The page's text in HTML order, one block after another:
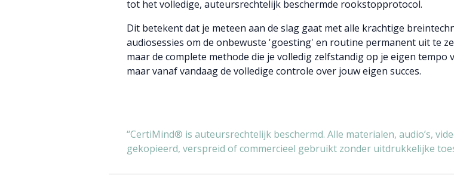
tot het volledige, auteursrechtelijk beschermde rookstopprotocol.
Dit betekent dat je meteen aan de slag gaat met alle krachtige
audiosessies om de onbewuste 'goesting' en routine permanent uit te
maar de complete methode die je volledig zelfstandig op je eigen
maar vanaf vandaag de volledige controle over jouw eigen succes.
“CertiMind® is auteursrechtelijk beschermd. Alle materialen, audio’s,
gekopieerd, verspreid of commercieel gebruikt zonder uitdrukkelijke